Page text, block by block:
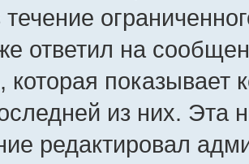
течение
ответил на
которая показывает
из них. Эта
редактировал